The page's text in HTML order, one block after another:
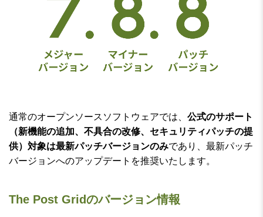
通常のオープンソースソフトウェアでは、 公式のサポート
（新機能の追加、不具合の改修、セキュリティパッチの提
供）対象は最新パッチバージョンのみであり、最新パッチ
バージョンへのアップデートを推奨いたします。
The Post Gridのバージョン情報